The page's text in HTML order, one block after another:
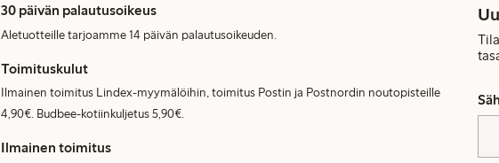
30 päivän palautusoikeus
Aletuotteille tarjoamme 14 päivän palautusoikeuden.
Toimituskulut
Ilmainen toimitus Lindex-myymälöihin, toimitus Postin ja Postnordin noutopisteille
4,90€. Budbee-kotiinkuljetus 5,90€.
Ilmainen toimitus